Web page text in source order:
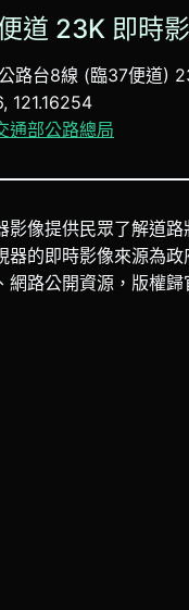
道 23K 即時
路台8線 (臨37便道)
121.16254
通部公路總局
影像提供民眾了解道
器的即時影像來源為
網路公開資源，版權歸